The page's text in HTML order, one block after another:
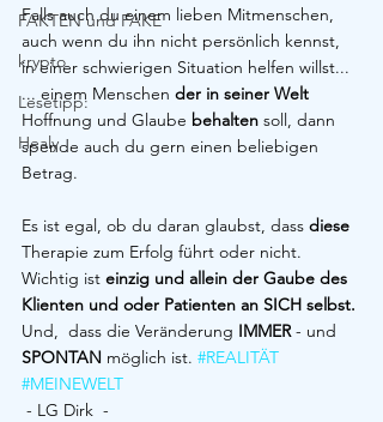
FAKTEN und FAKE
krypto
Lesetipp:
Healy
Falls auch du einem lieben Mitmenschen,
auch wenn du ihn nicht persönlich kennst,
in einer schwierigen Situation helfen willst...
... einem Menschen der in seiner Welt
Hoffnung und Glaube behalten soll, dann
spende auch du gern einen beliebigen
Betrag.
Es ist egal, ob du daran glaubst, dass diese
Therapie zum Erfolg führt oder nicht.
Wichtig ist einzig und allein der Gaube des
Klienten und oder Patienten an SICH selbst.
Und,  dass die Veränderung IMMER - und
SPONTAN möglich ist. #REALITÄT
#MEINEWELT
- LG Dirk  -